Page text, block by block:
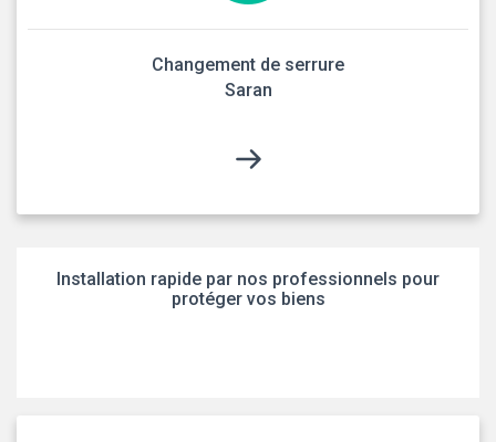
Changement de serrure
Saran
Installation rapide par nos professionnels pour
protéger vos biens